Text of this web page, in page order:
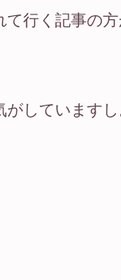
て行く記事の
がしています